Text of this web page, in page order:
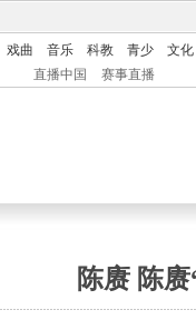
戏曲 音乐 科教 青少 文化
直播中国 赛事直播
陈赓 陈